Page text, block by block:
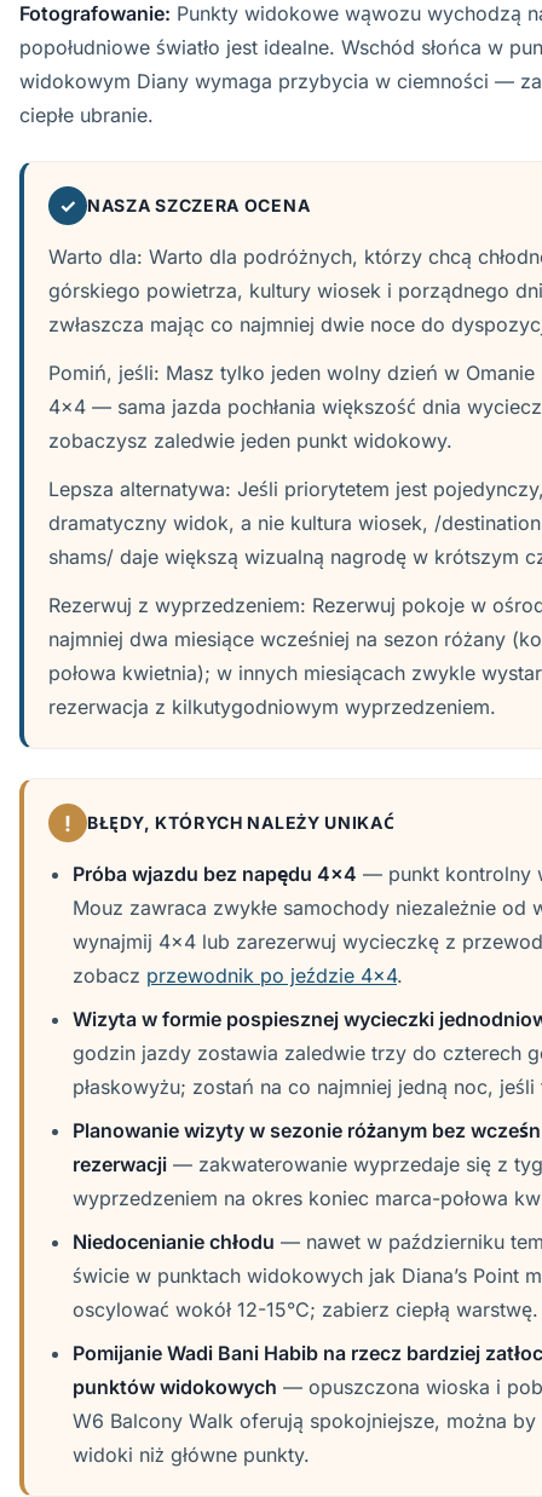
Fotografowanie: Punkty widokowe wąwozu wychodzą
popołudniowe światło jest idealne. Wschód słońca w
widokowym Diany wymaga przybycia w ciemności —
ciepłe ubranie.
✓ NASZA SZCZERA OCENA
Warto dla: Warto dla podróżnych, którzy chcą
górskiego powietrza, kultury wiosek i porządnego
zwłaszcza mając co najmniej dwie noce do
Pomiń, jeśli: Masz tylko jeden wolny dzień w
4x4 — sama jazda pochłania większość dnia
zobaczysz zaledwie jeden punkt widokowy.
Lepsza alternatywa: Jeśli priorytetem jest
dramatyczny widok, a nie kultura wiosek, /
shams/ daje większą wizualną nagrodę w krótszym
Rezerwuj z wyprzedzeniem: Rezerwuj pokoje w
najmniej dwa miesiące wcześniej na sezon różany
połowa kwietnia); w innych miesiącach zwykle
rezerwacja z kilkutygodniowym wyprzedzeniem.
! BŁĘDY, KTÓRYCH NALEŻY UNIKAĆ
Próba wjazdu bez napędu 4x4 — punkt kontrolny
Mouz zawraca zwykłe samochody niezależnie od
wynajmij 4x4 lub zarezerwuj wycieczkę z
zobacz przewodnik po jeździe 4x4.
Wizyta w formie pospiesznej wycieczki
godzin jazdy zostawia zaledwie trzy do czterech
płaskowyżu; zostań na co najmniej jedną noc,
Planowanie wizyty w sezonie różanym bez
rezerwacji — zakwaterowanie wyprzedaje się z
wyprzedzeniem na okres koniec marca-połowa
Niedocenianie chłodu — nawet w październiku
świcie w punktach widokowych jak Diana’s Point
oscylować wokół 12-15°C; zabierz ciepłą warstwę.
Pomijanie Wadi Bani Habib na rzecz bardziej
punktów widokowych — opuszczona wioska i
W6 Balcony Walk oferują spokojniejsze, można
widoki niż główne punkty.